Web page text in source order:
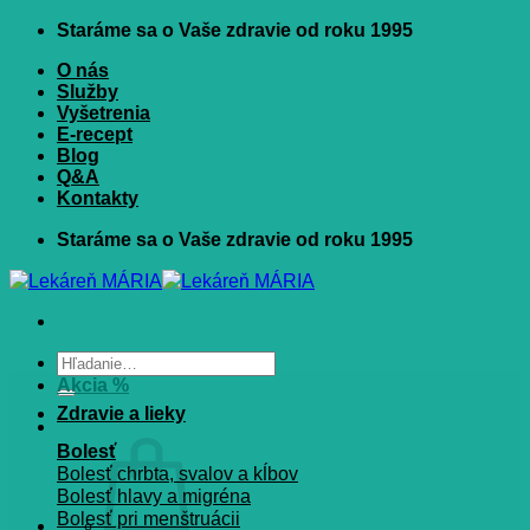
Skip
content
Staráme sa o Vaše zdravie od roku 1995
O nás
Služby
Vyšetrenia
E-recept
Blog
Q&A
Kontakty
Staráme sa o Vaše zdravie od roku 1995
Hľadať:
Akcia %
Zdravie a lieky
Bolesť
Bolesť chrbta, svalov a kĺbov
Bolesť hlavy a migréna
Bolesť pri menštruácii